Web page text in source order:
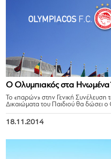
Ο Ολυμπιακός στα
Το «παρών» στην Γενική
Δικαιώματα του Παιδιού θα δώσει ο
18.11.2014